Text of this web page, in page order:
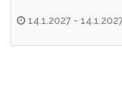
14.1.2027 -